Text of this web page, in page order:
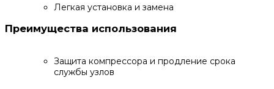
Легкая установка и замена
Преимущества использования
Защита компрессора и продление срока
службы узлов